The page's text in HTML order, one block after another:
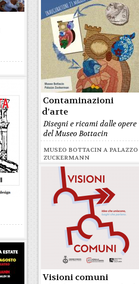
Contaminazioni
d'arte
Disegni e ricami dalle opere
del Museo Bottacin
MUSEO BOTTACIN A PALAZZO
ZUCKERMANN
Visioni comuni